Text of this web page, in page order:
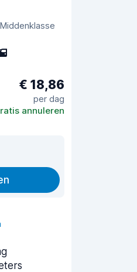
€ 18,86
per dag
annuleren